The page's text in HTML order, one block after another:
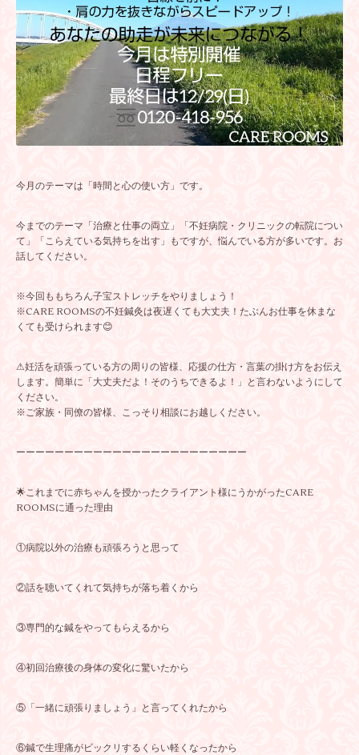
今月のテーマは「時間と心の使い方」です。
今までのテーマ「治療と仕事の両立」「不妊病院・クリニックの転院につい
て」「こらえている気持ちを出す」もですが、悩んでいる方が多いです。お
話してください。
※今回ももちろん子宝ストレッチをやりましょう！
※CARE ROOMSの不妊鍼灸は夜遅くても大丈夫！たぶんお仕事を休まな
くても受けられます😊
⚠妊活を頑張っている方の周りの皆様、応援の仕方・言葉の掛け方をお伝え
します。簡単に「大丈夫だよ！そのうちできるよ！」と言わないようにして
ください。
※ご家族・同僚の皆様、こっそり相談にお越しください。
ーーーーーーーーーーーーーーーーーーーーーーーー
🌟これまでに赤ちゃんを授かったクライアント様にうかがったCARE
ROOMSに通った理由
①病院以外の治療も頑張ろうと思って
②話を聴いてくれて気持ちが落ち着くから
③専門的な鍼をやってもらえるから
④初回治療後の身体の変化に驚いたから
⑤「一緒に頑張りましょう」と言ってくれたから
⑥鍼で生理痛がビックリするくらい軽くなったから